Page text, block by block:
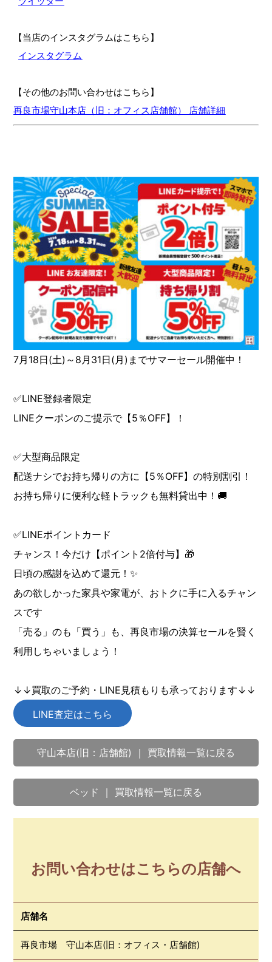
【当店のインスタグラムはこちら】
インスタグラム
【その他のお問い合わせはこちら】
再良市場守山本店（旧：オフィス店舗館） 店舗詳細
7月18日(土)～8月31日(月)までサマーセール開催中！
✅LINE登録者限定
LINEクーポンのご提示で【5％OFF】！
✅大型商品限定
配送ナシでお持ち帰りの方に【5％OFF】の特別割引！
お持ち帰りに便利な軽トラックも無料貸出中！🚚
✅LINEポイントカード
チャンス！今だけ【ポイント2倍付与】🎁
日頃の感謝を込めて還元！✨
あの欲しかった家具や家電が、おトクに手に入るチャン
スです
「売る」のも「買う」も、再良市場の決算セールを賢く
利用しちゃいましょう！
↓↓買取のご予約・LINE見積もりも承っております↓↓
LINE査定はこちら
守山本店(旧：店舗館) ｜ 買取情報一覧に戻る
ベッド ｜ 買取情報一覧に戻る
お問い合わせはこちらの店舗へ
店舗名
再良市場 守山本店(旧：オフィス・店舗館)